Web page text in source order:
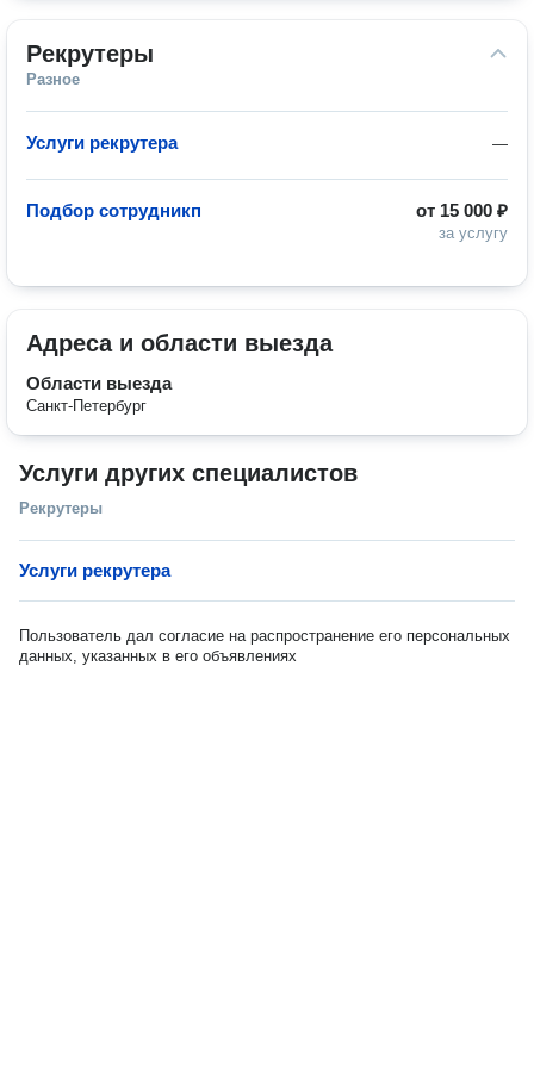
Рекрутеры
Разное
—
Услуги рекрутера
от 15 000 ₽
за услугу
Подбор сотрудникп
Адреса и области выезда
Области выезда
Санкт-Петербург
Услуги других специалистов
Рекрутеры
Услуги рекрутера
Пользователь дал согласие на распространение его персональных
данных, указанных в его объявлениях